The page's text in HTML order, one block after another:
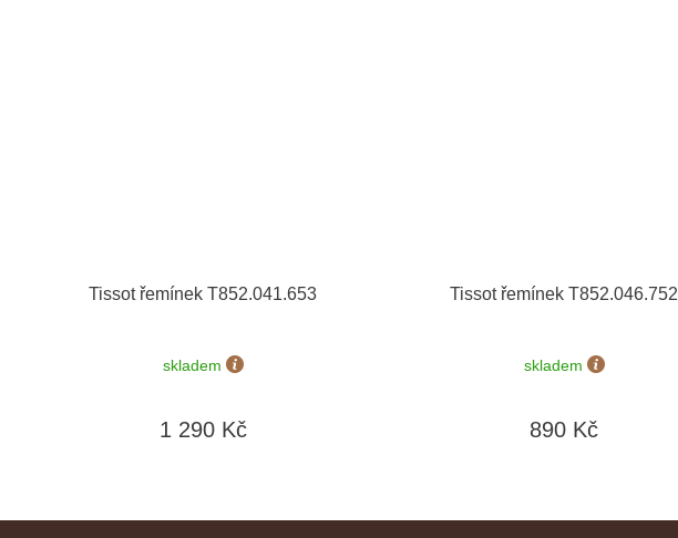
Tissot řemínek T852.041.653
skladem
1 290 Kč
Tissot řemínek T852.046.752
skladem
890 Kč